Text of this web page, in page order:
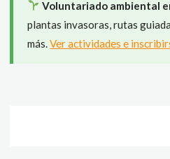
Voluntariado ambiental
plantas invasoras, rutas
más.Ver actividades e